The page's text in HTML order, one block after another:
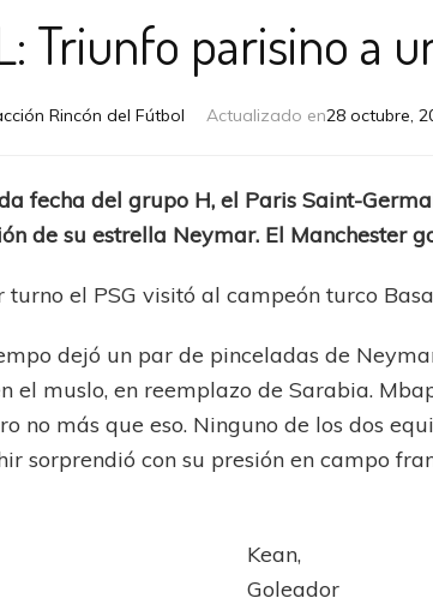
Triunfo parisino a
Rincón del Fútbol Actualizado en28 octubre,
fecha del grupo H, el Paris Saint-
de su estrella Neymar. El Manchester
turno el PSG visitó al campeón turco
dejó un par de pinceladas de
el muslo, en reemplazo de Sarabia.
no más que eso. Ninguno de los dos
sorprendió con su presión en campo
Kean,
Goleador